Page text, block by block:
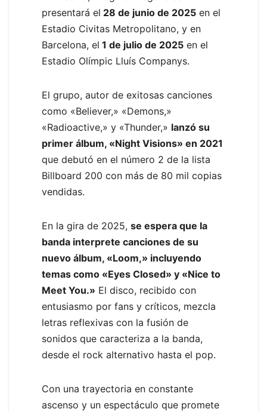
presentará el 28 de junio de 2025 en el
Estadio Civitas Metropolitano, y en
Barcelona, el 1 de julio de 2025 en el
Estadio Olímpic Lluís Companys.
El grupo, autor de exitosas canciones
como «Believer,» «Demons,»
«Radioactive,» y «Thunder,» lanzó su
primer álbum, «Night Visions» en 2021
que debutó en el número 2 de la lista
Billboard 200 con más de 80 mil copias
vendidas.
En la gira de 2025, se espera que la
banda interprete canciones de su
nuevo álbum, «Loom,» incluyendo
temas como «Eyes Closed» y «Nice to
Meet You.» El disco, recibido con
entusiasmo por fans y críticos, mezcla
letras reflexivas con la fusión de
sonidos que caracteriza a la banda,
desde el rock alternativo hasta el pop.
Con una trayectoria en constante
ascenso y un espectáculo que promete